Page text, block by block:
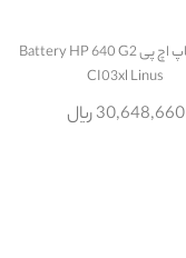
باتری لپتاپ اچ پی Battery HP 640 G2
CI03xl Linus
30,648,660 ریال